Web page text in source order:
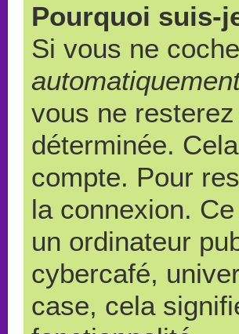
Pourquoi suis-
Si vous ne
vous ne
déterminée.
compte. Pour
la connexion.
un ordinateur
cybercafé,
case, cela